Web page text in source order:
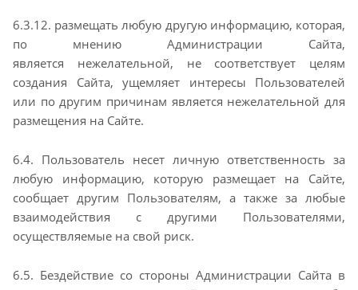
6.3.12. размещать любую другую информацию, которая,
по мнению Администрации Сайта,
является нежелательной, не соответствует целям
создания Сайта, ущемляет интересы Пользователей
или подругим причинам является нежелательной для
размещения на Сайте.
6.4. Пользователь несет личную ответственность за
любую информацию, которую размещает на Сайте,
сообщает другим Пользователям, а также за любые
взаимодействия с другими Пользователями,
осуществляемые на свой риск.
6.5. Бездействие со стороны Администрации Сайта в